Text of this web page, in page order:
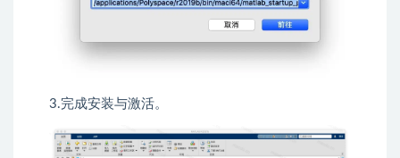
3.完成安装与激活。